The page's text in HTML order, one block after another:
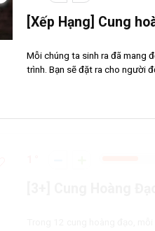
[Xếp Hạng] Cung
Mỗi chúng ta sinh ra đã mang
trình. Bạn sẽ đặt ra cho người